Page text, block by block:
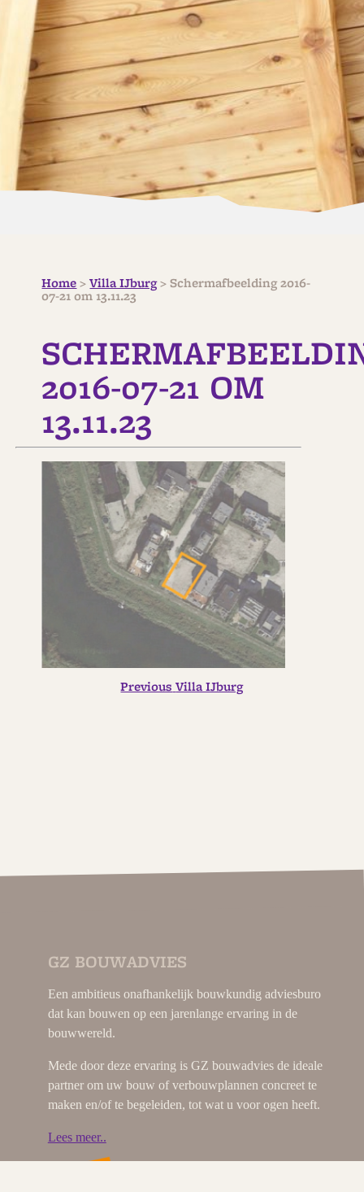
Home >Villa IJburg>Schermafbeelding 2016-
07-21 om 13.11.23
2016-07-21 OM
13.11.23
BERICHT
Previous Previous
Villa IJburg
GZ BOUWADVIES
Een ambitieus onafhankelijk bouwkundig adviesburo
dat kan bouwen op een jarenlange ervaring in de
bouwwereld.
Mede door deze ervaring is GZ bouwadvies de ideale
partner om uw bouw of verbouwplannen concreet te
maken en/of te begeleiden, tot wat u voor ogen heeft.
Lees meer..